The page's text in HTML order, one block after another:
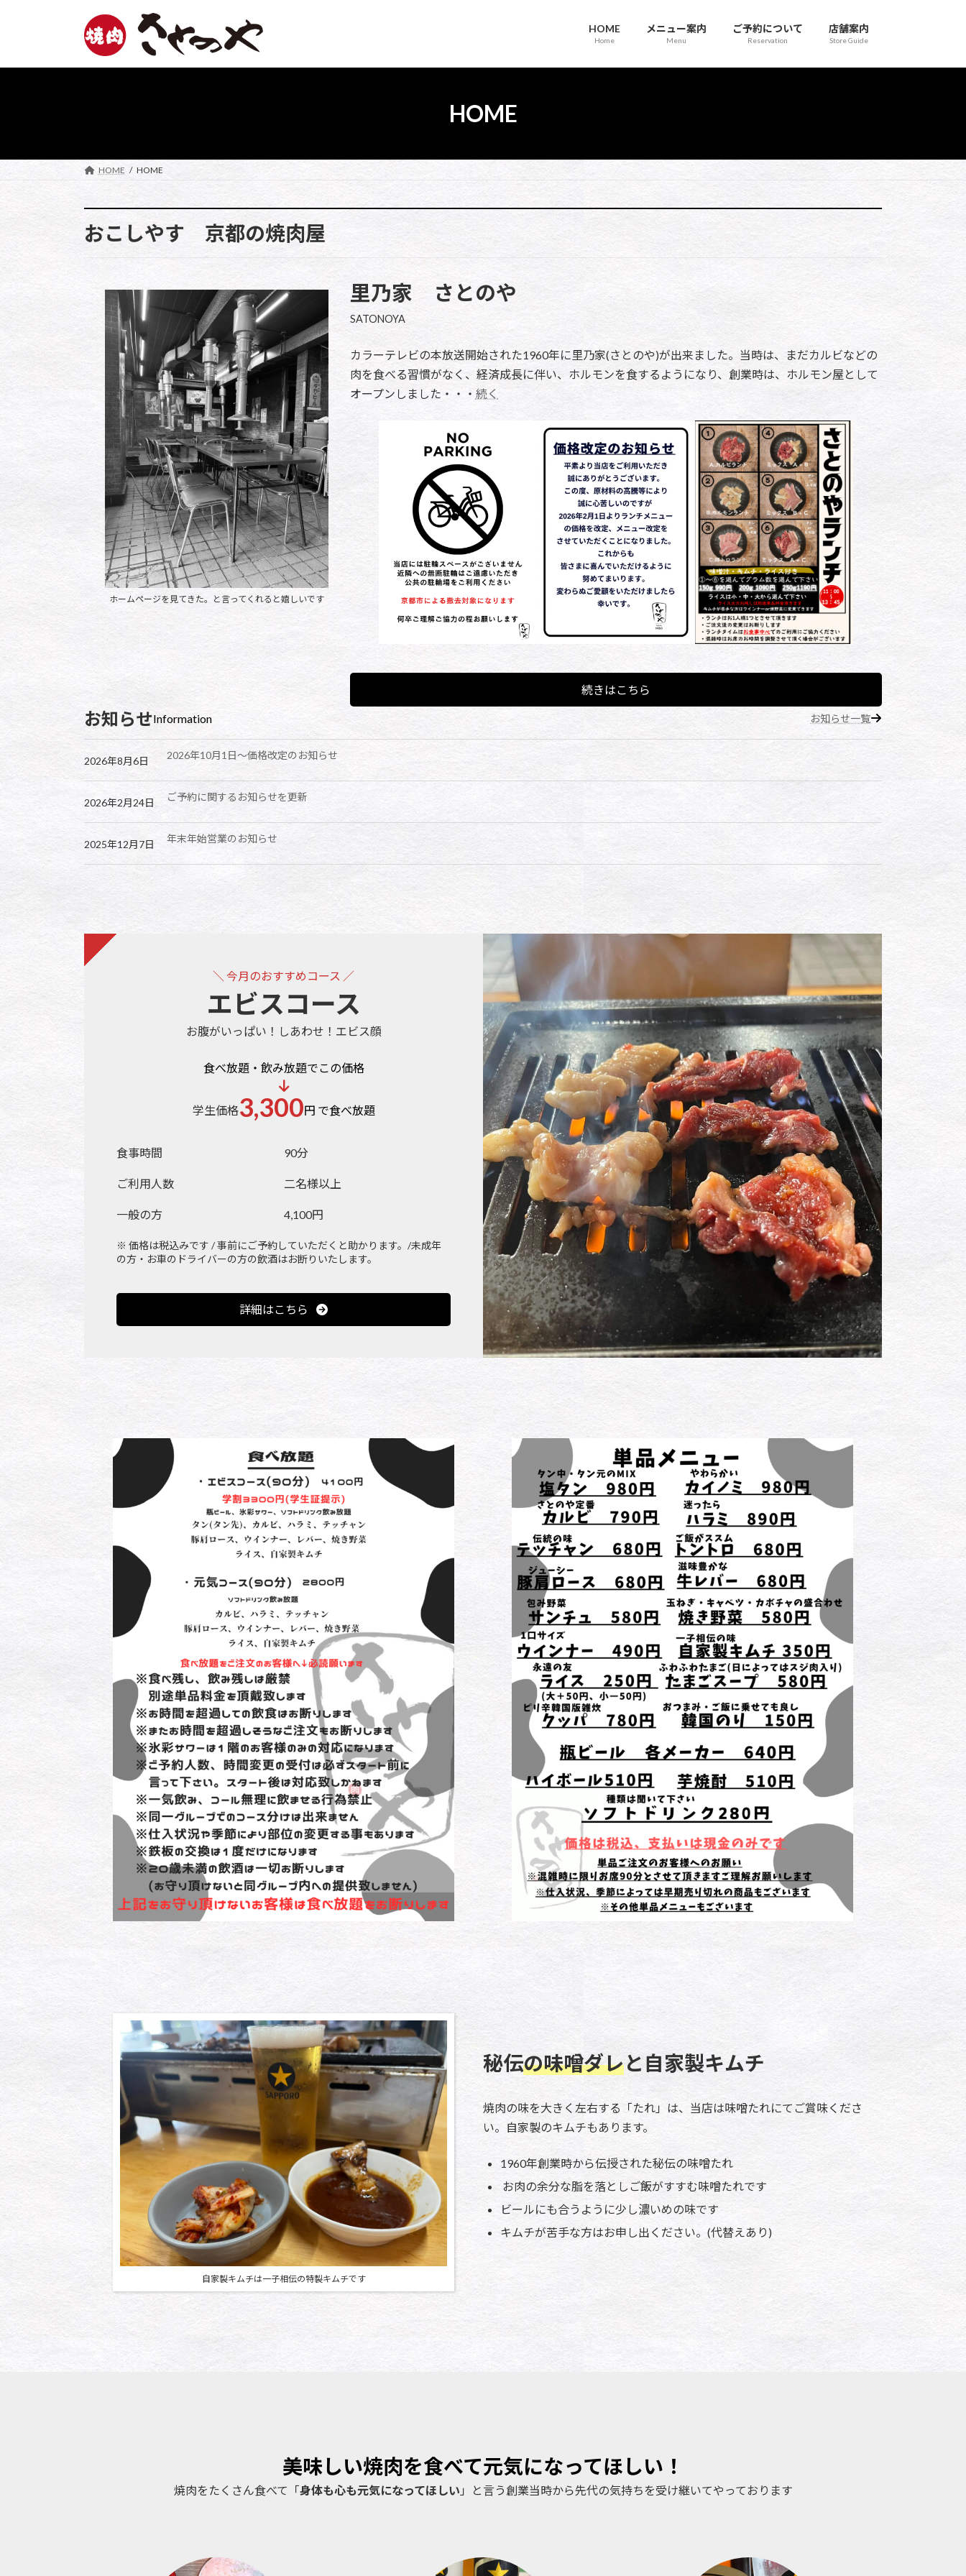
プ
動
HOME
Home
メニュー案内
Menu
ご予約について
Reservation
店舗案内
Store Guide
HOME
HOME HOME
おこしやす 京都の焼肉屋
ホームページを見てきた。と言ってくれると嬉しいです
里乃家 さとのや
SATONOYA
カラーテレビの本放送開始された1960年に里乃家(さとのや)が出来ました。当時は、まだカルビなどの
肉を食べる習慣がなく、経済成長に伴い、ホルモンを食するようになり、創業時は、ホルモン屋として
オープンしました・・・ 続く
続きはこちら
お知らせInformation お知らせ一覧
2026年8月6日 2026年10月1日〜価格改定のお知らせ
2026年2月24日 ご予約に関するお知らせを更新
2025年12月7日 年末年始営業のお知らせ
＼ 今月のおすすめコース ／
エビスコース
お腹がいっぱい！しあわせ！エビス顔
食べ放題・飲み放題でこの価格
学生価格3,300円 で食べ放題
食事時間 90分
ご利用人数 二名様以上
一般の方 4,100円
※ 価格は税込みです / 事前にご予約していただくと助かります。/未成年
の方・お車のドライバーの方の飲酒はお断りいたします。
詳細はこちら
自家製キムチは一子相伝の特製キムチです
秘伝の味噌ダレと自家製キムチ
焼肉の味を大きく左右する「たれ」は、当店は味噌たれにてご賞味くださ
い。自家製のキムチもあります。
1960年創業時から伝授された秘伝の味噌たれ
お肉の余分な脂を落としご飯がすすむ味噌たれです
ビールにも合うように少し濃いめの味です
キムチが苦手な方はお申し出ください。(代替えあり)
美味しい焼肉を食べて元気になってほしい！
焼肉をたくさん食べて「身体も心も元気になってほしい 」と言う創業当時から先代の気持ちを受け継いてやっております